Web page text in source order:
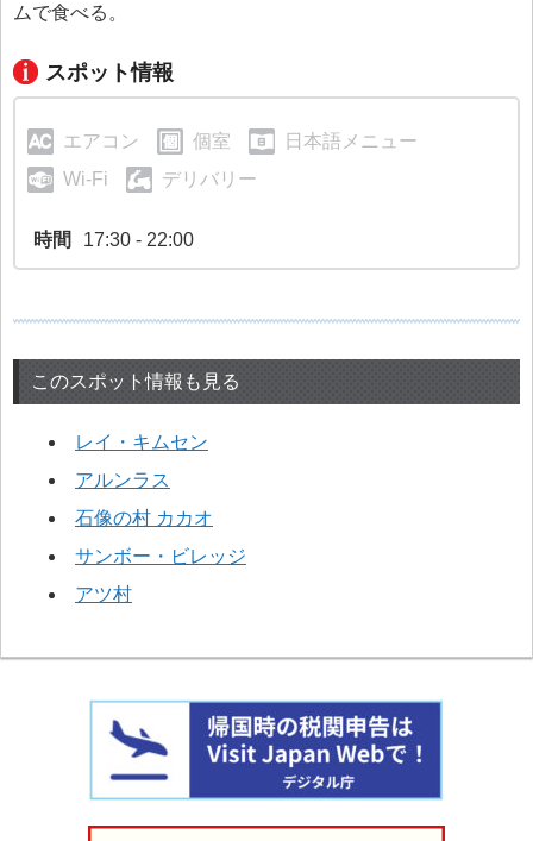
ムで食べる。
スポット情報
エアコン 個室
日本語メニュー
Wi-Fi
デリバリー
時間 17:30 - 22:00
このスポット情報も見る
レイ・キムセン
アルンラス
石像の村 カカオ
サンボー・ビレッジ
アツ村